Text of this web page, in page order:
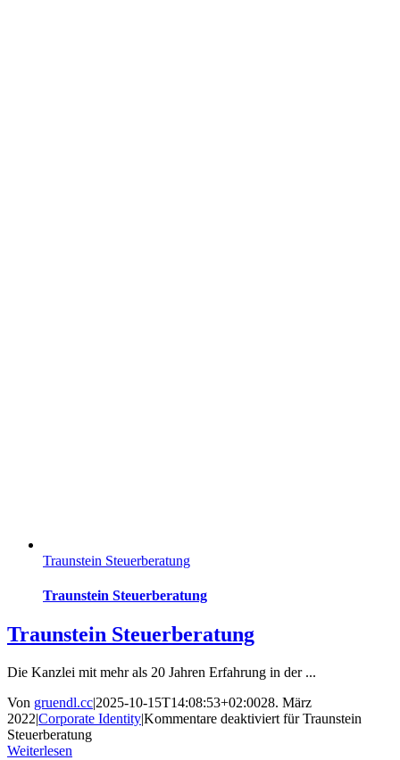
Traunstein Steuerberatung
Traunstein Steuerberatung
Traunstein Steuerberatung
Die Kanzlei mit mehr als 20 Jahren Erfahrung in der ...
Von gruendl.cc|2025-10-15T14:08:53+02:0028. März
2022|Corporate Identity|Kommentare deaktiviert für Traunstein
Steuerberatung
Weiterlesen